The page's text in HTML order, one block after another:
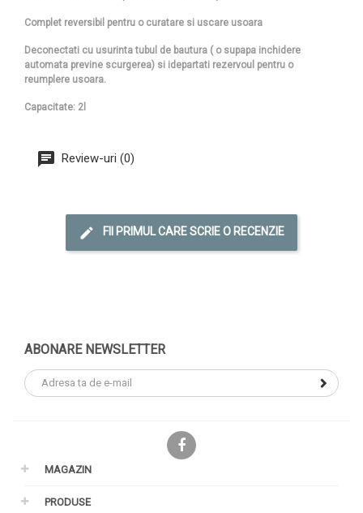
Complet reversibil pentru o curatare si uscare usoara
Deconectati cu usurinta tubul de bautura ( o supapa inchidere
automata previne scurgerea) si idepartati rezervoul pentru o
reumplere usoara.
Capacitate: 2l
Review-uri (0)
FII PRIMUL CARE SCRIE O RECENZIE
ABONARE NEWSLETTER
MAGAZIN
PRODUSE